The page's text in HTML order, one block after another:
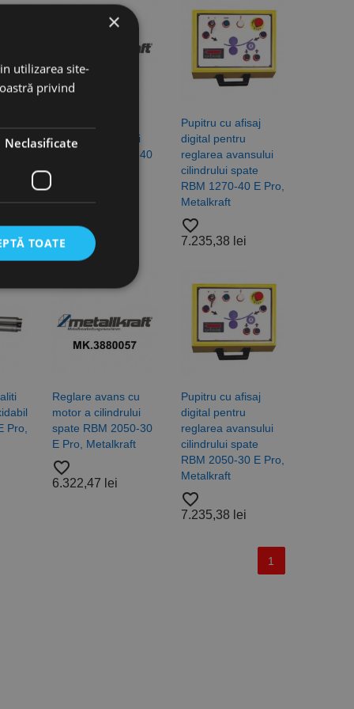
motor a cilindrului
spate RBM 1270-40
Pupitru cu afisaj
digital pentru
reglarea avansului
cilindrului spate
RBM 1270-40 E Pro,
Metalkraft
favorite_border
7.235,38 lei
Pro,
Reglare avans cu
motor a cilindrului
spate RBM 2050-30
E Pro, Metalkraft
favorite_border
6.322,47 lei
Pupitru cu afisaj
digital pentru
reglarea avansului
cilindrului spate
RBM 2050-30 E Pro,
Metalkraft
favorite_border
7.235,38 lei
1
×
utilizarea site-
privind
Neclasificate
TOATE
și gestionarea
pentru a aminti
Este necesar
este un
variabilelor de
generat
ului, dar un bun
utilizator între